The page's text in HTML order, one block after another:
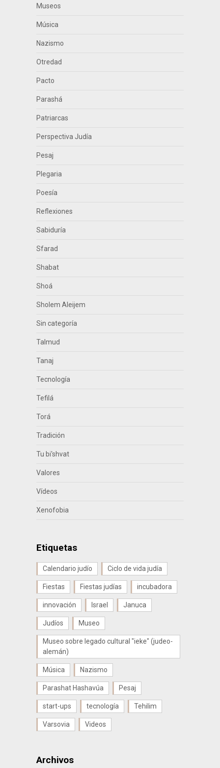
Museos
Música
Nazismo
Otredad
Pacto
Parashá
Patriarcas
Perspectiva Judía
Pesaj
Plegaria
Poesía
Reflexiones
Sabiduría
Sfarad
Shabat
Shoá
Sholem Aleijem
Sin categoría
Talmud
Tanaj
Tecnología
Tefilá
Torá
Tradición
Tu bi'shvat
Valores
Vídeos
Xenofobia
Etiquetas
Calendario judío Ciclo de vida judía
Fiestas Fiestas judías incubadora
innovación Israel Januca
Judíos Museo
Museo sobre legado cultural "ieke" (judeo-
alemán)
Música Nazismo
Parashat Hashavúa Pesaj
start-ups tecnología Tehilim
Varsovia Videos
Archivos